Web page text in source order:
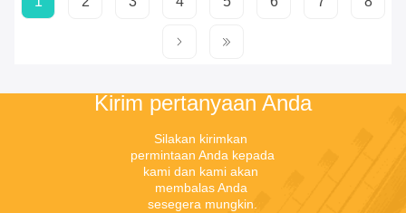
Kirim pertanyaan Anda
Silakan kirimkan
permintaan Anda kepada
kami dan kami akan
membalas Anda
sesegera mungkin.